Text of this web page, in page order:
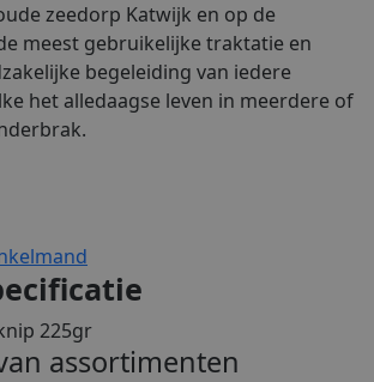
zeedorp Katwijk en op de
meest gebruikelijke traktatie en
begeleiding van iedere
het alledaagse leven in meerdere of
225gr
assortimenten